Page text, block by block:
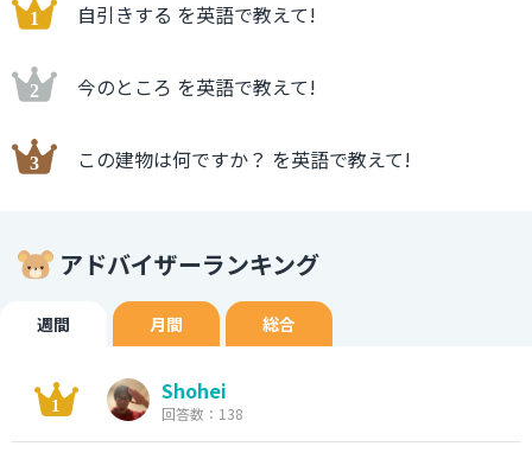
自引きする を英語で教えて!
今のところ を英語で教えて!
この建物は何ですか？ を英語で教えて!
アドバイザーランキング
週間 月間 総合
Shohei
回答数：138